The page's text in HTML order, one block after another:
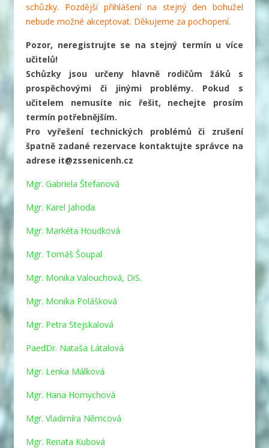
schůzky. Pozdější přihlášení na stejný den bohužel
nebude možné akceptovat. Děkujeme za pochopení.
Pozor, neregistrujte se na stejný termín u více
učitelů!
Schůzky jsou určeny hlavně rodičům žáků s
prospěchovými či jinými problémy. Pokud s
učitelem nemusíte nic řešit, nechejte prosím
termín potřebnějším.
Pro vyřešení technických problémů či zrušení
špatně zadané rezervace kontaktujte správce na
adrese it@zssenicenh.cz
Mgr. Gabriela Štefanová
Mgr. Karel Jahoda
Mgr. Markéta Houdková
Mgr. Tomáš Šoupal
Mgr. Monika Valouchová, DiS.
Mgr. Monika Polášková
Mgr. Petra Stejskalová
PaedDr. Nataša Látalová
Mgr. Lenka Málková
Mgr. Hana Hornychová
Mgr. Vladimíra Němcová
Mgr. Renata Kubová